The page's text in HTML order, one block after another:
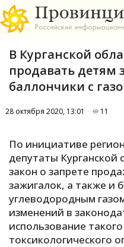
А
Б
В
В Курганской
продавать детям
баллончики с
28 октября 2020, 13:01 11
По инициативе
депутаты
закон о запрете
зажигалок, а также и
углеводородным
изменений в
использование
токсикологического